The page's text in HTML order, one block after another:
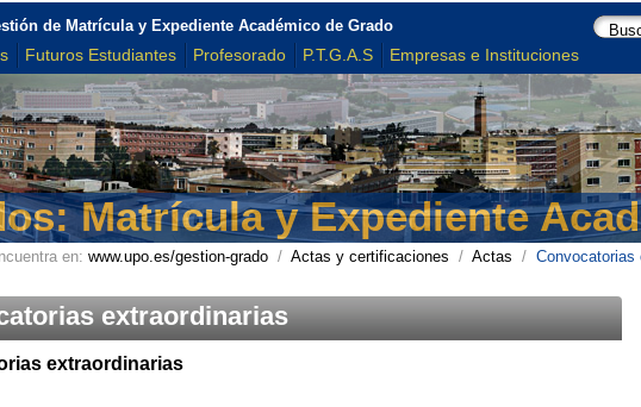
de Matrícula y Expediente Académico de Grado
Futuros Estudiantes Profesorado P.T.G.A.S Empresas e Instituciones
Matrícula y Expediente
en: www.upo.es/gestion-grado/ Actas y certificaciones / Actas / Convocatorias
extraordinarias
extraordinarias